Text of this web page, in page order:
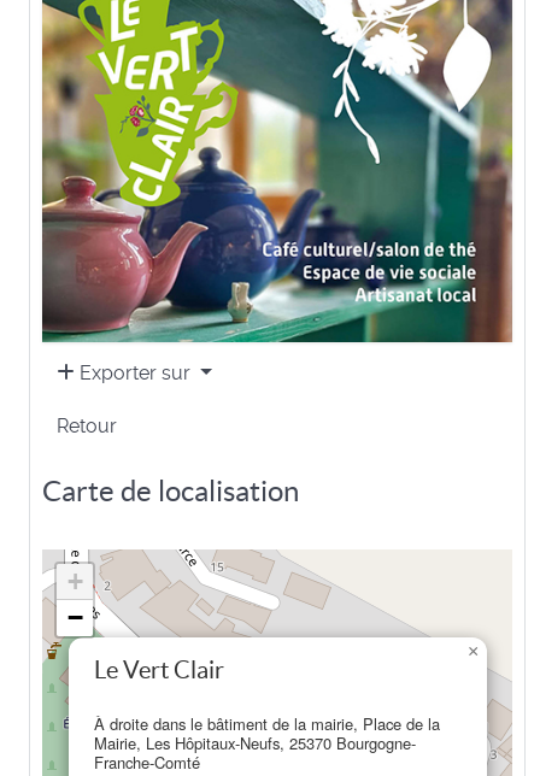
Exporter sur
Retour
Carte de localisation
Le Vert Clair
À droite dans le bâtiment de la mairie, Place de la
Mairie, Les Hôpitaux-Neufs, 25370 Bourgogne-
Franche-Comté
×
+
−